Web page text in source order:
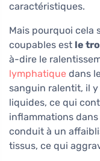
caractéristiques.
Mais pourquoi cela
coupables est le
à-dire le
lymphatique dans
sanguin ralentit, il
liquides, ce qui
inflammations
conduit à un
tissus, ce qui